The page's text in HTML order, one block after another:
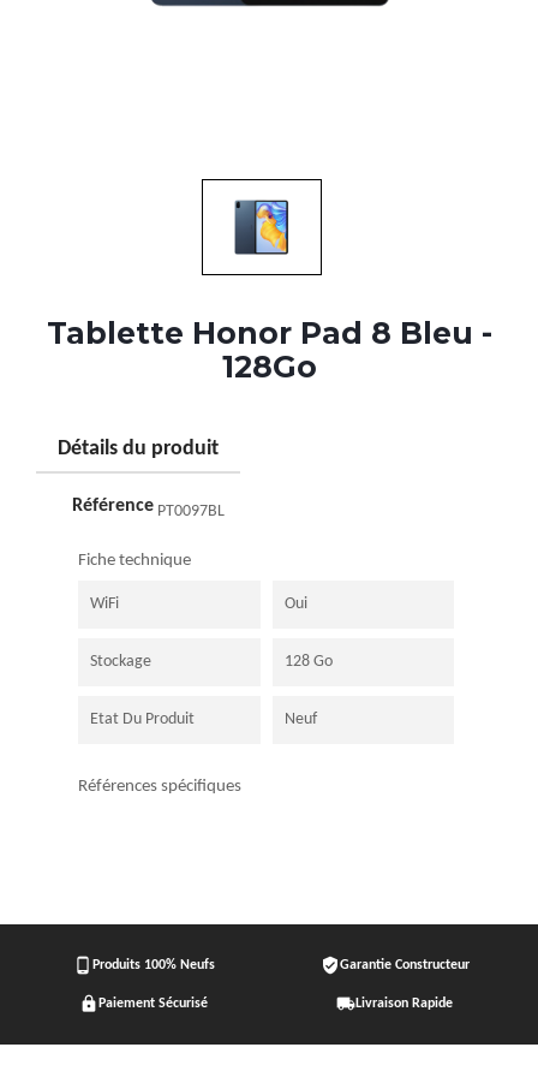
Tablette Honor Pad 8 Bleu -
128Go
Détails du produit
Référence PT0097BL
Fiche technique
WiFi Oui
Stockage 128 Go
Etat Du Produit Neuf
Références spécifiques
phone_android Produits 100% Neufs verified_userGarantie Constructeur
lock Paiement Sécurisé local_shippingLivraison Rapide